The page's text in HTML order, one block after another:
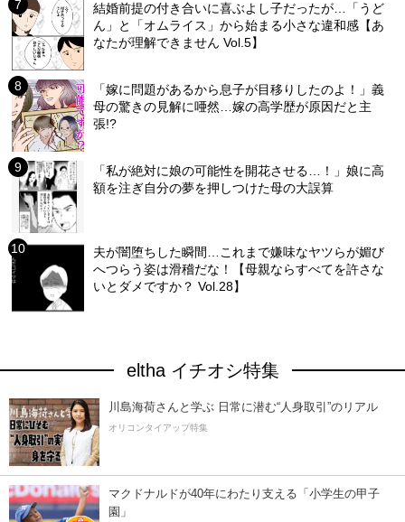
結婚前提の付き合いに喜ぶよし子だったが…「うど
ん」と「オムライス」から始まる小さな違和感【あ
なたが理解できません Vol.5】
「嫁に問題があるから息子が目移りしたのよ！」義
母の驚きの見解に唖然…嫁の高学歴が原因だと主
張!?
「私が絶対に娘の可能性を開花させる…！」娘に高
額を注ぎ自分の夢を押しつけた母の大誤算
夫が闇堕ちした瞬間…これまで嫌味なヤツらが媚び
へつらう姿は滑稽だな！【母親ならすべてを許さな
いとダメですか？ Vol.28】
eltha イチオシ特集
川島海荷さんと学ぶ 日常に潜む“人身取引”のリアル
オリコンタイアップ特集
マクドナルドが40年にわたり支える「小学生の甲子
園」